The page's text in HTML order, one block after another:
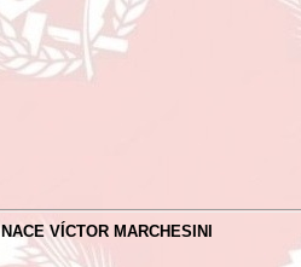
NACE VÍCTOR MARCHESINI